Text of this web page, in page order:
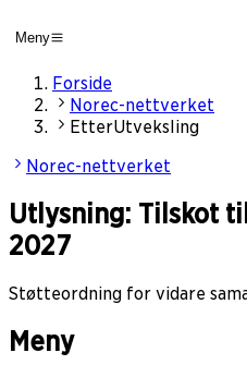
Meny
Forside
Norec-nettverket
EtterUtveksling
Norec-nettverket
Utlysning: Tilskot
2027
Støtteordning for vidare
Meny